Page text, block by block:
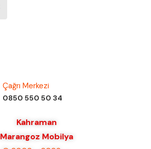
Çağrı Merkezi
0850 550 50 34
Kahraman
Marangoz Mobilya